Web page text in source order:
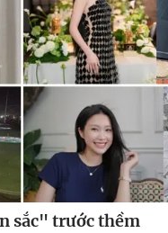
sắc" trước thềm